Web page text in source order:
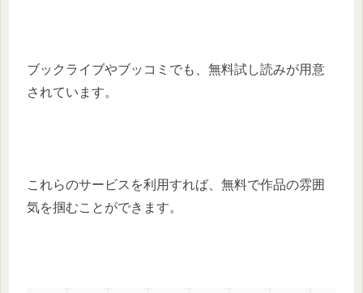
ブックライブやブッコミでも、無料試し読みが用意
されています。
これらのサービスを利用すれば、無料で作品の雰囲
気を掴むことができます。